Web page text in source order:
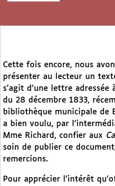
Cette fois encore, nous
présenter au lecteur un
s’agit d’une lettre
du 28 décembre 1833,
bibliothèque municipale de
a bien voulu, par
Mme Richard, confier aux
soin de publier ce
remercions.
Pour apprécier l’intérêt